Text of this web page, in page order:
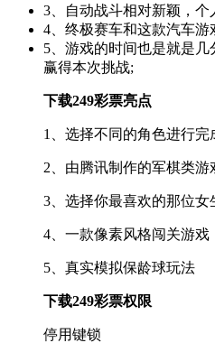
3、自动战斗相对新颖，个
4、终极赛车和这款汽车游
5、游戏的时间也是就是
赢得本次挑战;
下载249彩票亮点
1、选择不同的角色进行完
2、由腾讯制作的军棋类游
3、选择你最喜欢的那位女
4、一款像素风格闯关游戏
5、真实模拟保龄球玩法
下载249彩票权限
停用键锁